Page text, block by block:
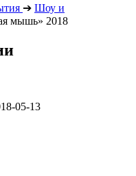
➔ Шоу и
мышь» 2018
05-13